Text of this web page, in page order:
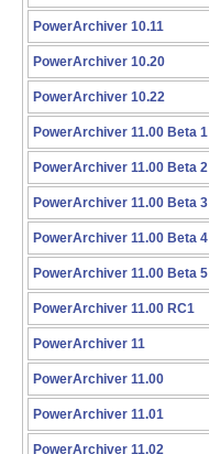
PowerArchiver 10.11
PowerArchiver 10.20
PowerArchiver 10.22
PowerArchiver 11.00 Beta 1
PowerArchiver 11.00 Beta 2
PowerArchiver 11.00 Beta 3
PowerArchiver 11.00 Beta 4
PowerArchiver 11.00 Beta 5
PowerArchiver 11.00 RC1
PowerArchiver 11
PowerArchiver 11.00
PowerArchiver 11.01
PowerArchiver 11.02